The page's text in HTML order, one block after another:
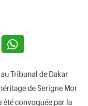
Tribunal de Dakar
de Serigne Mor
été convoquée par la